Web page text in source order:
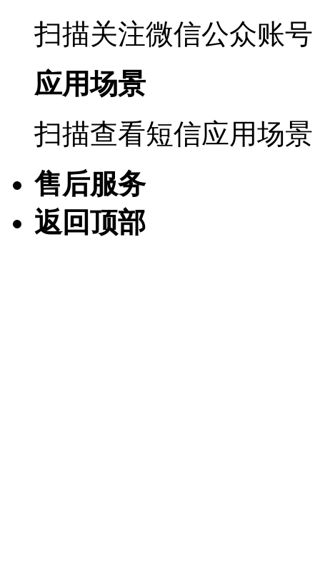
扫描关注微信公众账号
应用场景
扫描查看短信应用场景
售后服务
返回顶部